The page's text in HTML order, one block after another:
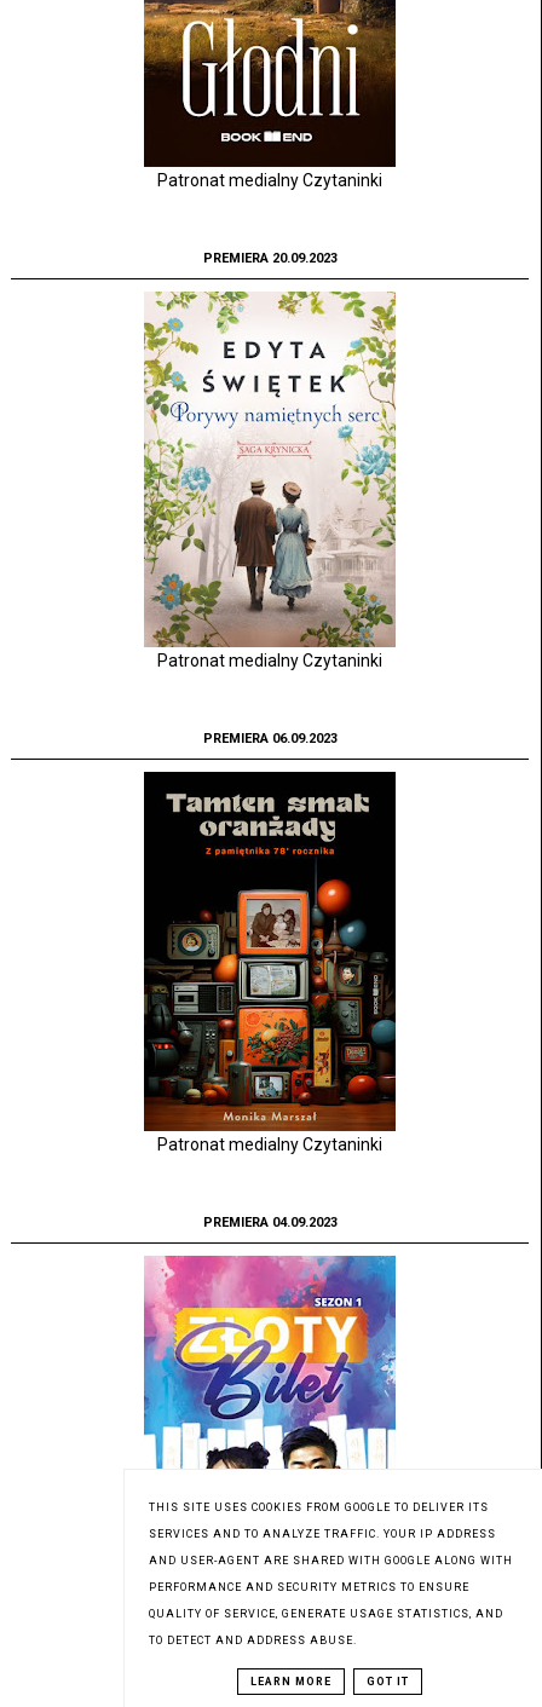
Patronat medialny Czytaninki
PREMIERA 20.09.2023
Patronat medialny Czytaninki
PREMIERA 06.09.2023
Patronat medialny Czytaninki
PREMIERA 04.09.2023
Patronat medialny Czytaninki
THIS SITE USES COOKIES FROM GOOGLE TO DELIVER ITS
SERVICES AND TO ANALYZE TRAFFIC. YOUR IP ADDRESS
AND USER-AGENT ARE SHARED WITH GOOGLE ALONG WITH
PERFORMANCE AND SECURITY METRICS TO ENSURE
QUALITY OF SERVICE, GENERATE USAGE STATISTICS, AND
TO DETECT AND ADDRESS ABUSE.
LEARN MORE GOT IT